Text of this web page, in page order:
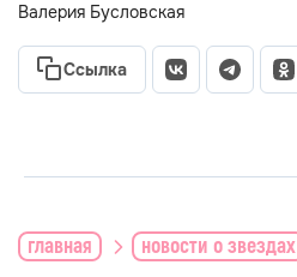
Валерия Бусловская
Ссылка
главная новости о звездах